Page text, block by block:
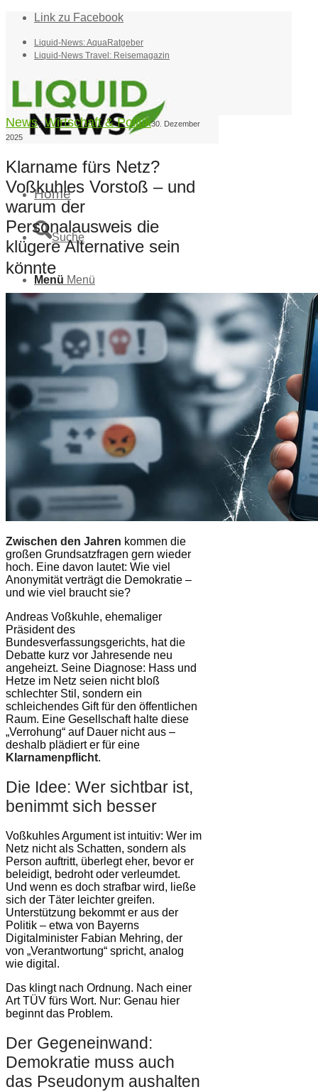
Link zu Facebook
Liquid-News: AquaRatgeber
Liquid-News Travel: Reisemagazin
Home
Suche
Menü Menü
News,Wirtschaft & Politik30. Dezember
2025
Klarname fürs Netz?
Voßkuhles Vorstoß – und
warum der
Personalausweis die
klügere Alternative sein
könnte
Zwischen den Jahren kommen die
großen Grundsatzfragen gern wieder
hoch. Eine davon lautet: Wie viel
Anonymität verträgt die Demokratie –
und wie viel braucht sie?
Andreas Voßkuhle, ehemaliger
Präsident des
Bundesverfassungsgerichts, hat die
Debatte kurz vor Jahresende neu
angeheizt. Seine Diagnose: Hass und
Hetze im Netz seien nicht bloß
schlechter Stil, sondern ein
schleichendes Gift für den öffentlichen
Raum. Eine Gesellschaft halte diese
„Verrohung“ auf Dauer nicht aus –
deshalb plädiert er für eine
Klarnamenpflicht.
Die Idee: Wer sichtbar ist,
benimmt sich besser
Voßkuhles Argument ist intuitiv: Wer im
Netz nicht als Schatten, sondern als
Person auftritt, überlegt eher, bevor er
beleidigt, bedroht oder verleumdet.
Und wenn es doch strafbar wird, ließe
sich der Täter leichter greifen.
Unterstützung bekommt er aus der
Politik – etwa von Bayerns
Digitalminister Fabian Mehring, der
von „Verantwortung“ spricht, analog
wie digital.
Das klingt nach Ordnung. Nach einer
Art TÜV fürs Wort. Nur: Genau hier
beginnt das Problem.
Der Gegeneinwand:
Demokratie muss auch
das Pseudonym aushalten